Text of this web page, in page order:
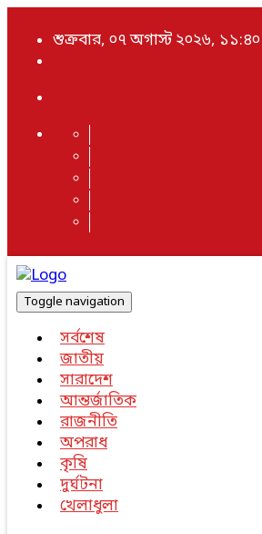
শুক্রবার, ০৭ অগাস্ট ২০২৬,
Toggle navigation
সর্বশেষ
জাতীয়
সারাদেশ
আন্তর্জাতিক
রাজনীতি
অপরাধ
কৃষি
দুর্ঘটনা
খেলাধুলা